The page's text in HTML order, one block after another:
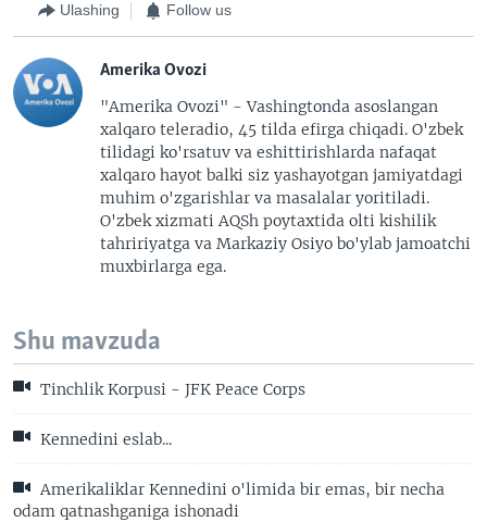
Ulashing Follow us
Amerika Ovozi
"Amerika Ovozi" - Vashingtonda asoslangan
xalqaro teleradio, 45 tilda efirga chiqadi. O'zbek
tilidagi ko'rsatuv va eshittirishlarda nafaqat
xalqaro hayot balki siz yashayotgan jamiyatdagi
muhim o'zgarishlar va masalalar yoritiladi.
O'zbek xizmati AQSh poytaxtida olti kishilik
tahririyatga va Markaziy Osiyo bo'ylab jamoatchi
muxbirlarga ega.
Shu mavzuda
Tinchlik Korpusi - JFK Peace Corps
Kennedini eslab...
Amerikaliklar Kennedini o'limida bir emas, bir necha
odam qatnashganiga ishonadi